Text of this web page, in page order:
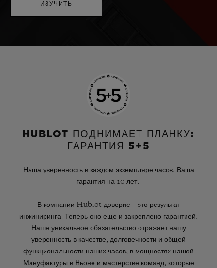
ИЗУЧИТЬ
HUBLOT ПОДНИМАЕТ ПЛАНКУ:
ГАРАНТИЯ 5+5
Наша уверенность в каждом экземпляре часов. Ваша
гарантия на 10 лет.
В компании Hublot доверие – это результат
инжиниринга. Теперь оно еще и закреплено гарантией.
Наше уникальное обязательство отражает нашу
уверенность в качестве, долговечности и общей
функциональности наших часов, в мощностях нашей
Мануфактуры в Ньоне и мастерстве команд, которые